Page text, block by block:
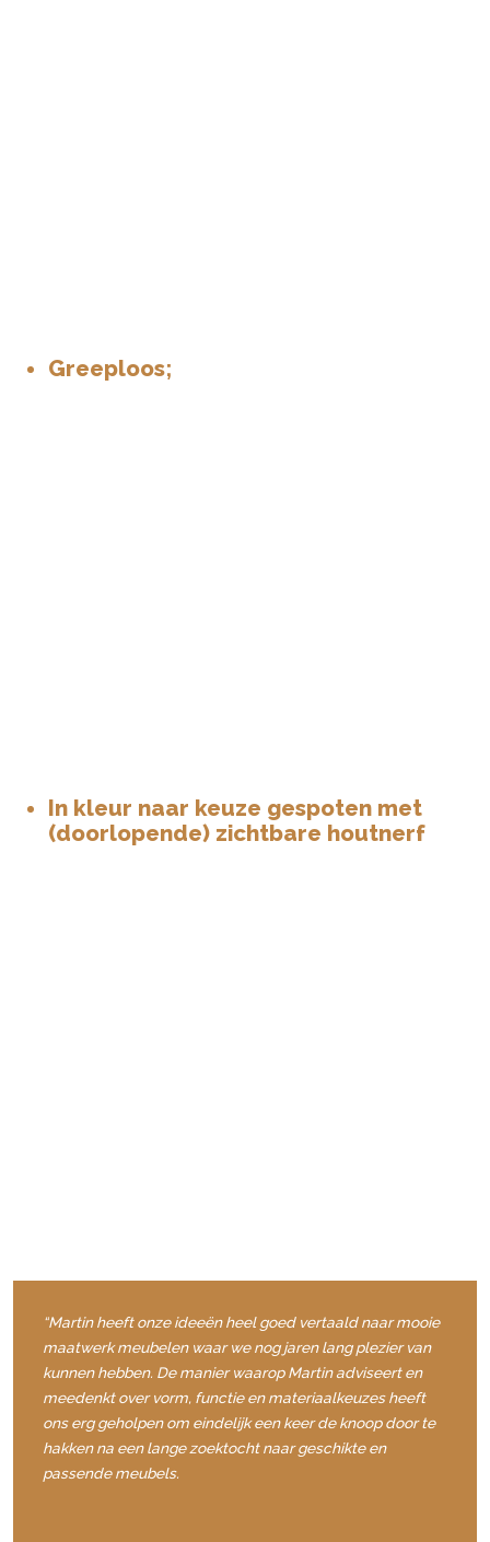
Greeploos;
In kleur naar keuze gespoten met
(doorlopende) zichtbare houtnerf
“Martin heeft onze ideeën heel goed vertaald naar mooie
maatwerk meubelen waar we nog jaren lang plezier van
kunnen hebben. De manier waarop Martin adviseert en
meedenkt over vorm, functie en materiaalkeuzes heeft
ons erg geholpen om eindelijk een keer de knoop door te
hakken na een lange zoektocht naar geschikte en
passende meubels.